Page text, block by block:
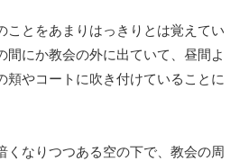
ことをあまりはっきりとは覚えてい
間にか教会の外に出ていて、昼間よ
頬やコートに吹き付けていることに
くなりつつある空の下で、教会の周